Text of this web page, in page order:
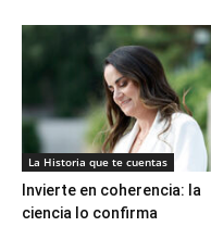
La Historia que te cuentas
Invierte en coherencia: la
ciencia lo confirma